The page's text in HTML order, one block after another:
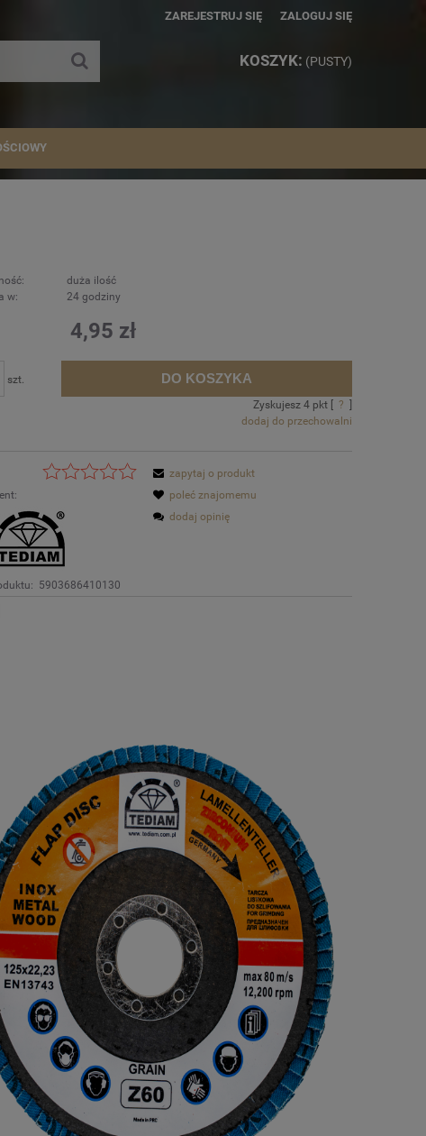
ZAREJESTRUJ SIĘ ZALOGUJ SIĘ
KOSZYK: (PUSTY)
duża ilość
w:
24 godziny
4,95 zł
szt. DO KOSZYKA
Zyskujesz 4pkt [ ?
dodaj do przechowalni
5903686410130
zapytaj o produkt
poleć znajomemu
dodaj opinię